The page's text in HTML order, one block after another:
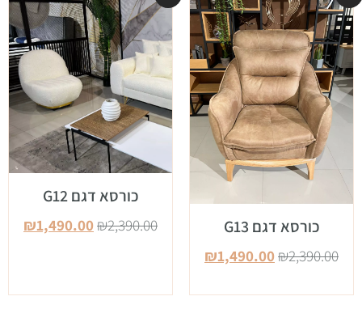
כורסא דגם G13
₪2,390.00
₪1,490.00
כורסא דגם G12
₪2,390.00
₪1,490.00